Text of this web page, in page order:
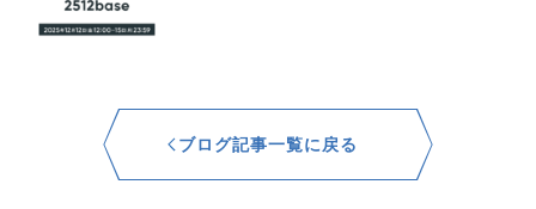
ブログ記事一覧に戻る